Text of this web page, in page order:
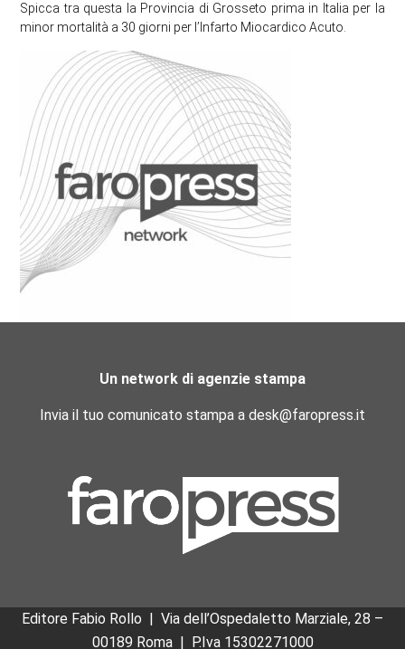
Spicca tra questa la Provincia di Grosseto prima in Italia per la
minor mortalità a 30 giorni per l’Infarto Miocardico Acuto.
Un network di agenzie stampa
Invia il tuo comunicato stampa a desk@faropress.it
Editore Fabio Rollo | Via dell’Ospedaletto Marziale, 28 –
00189 Roma| P.Iva 15302271000